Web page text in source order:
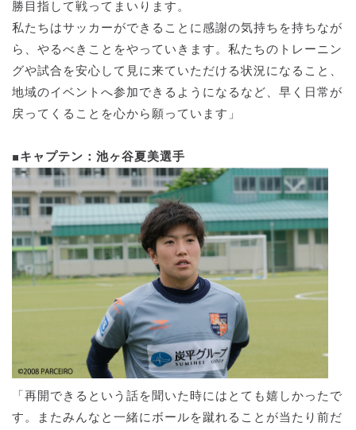
勝目指して戦ってまいります。
私たちはサッカーができることに感謝の気持ちを持ちなが
ら、やるべきことをやっていきます。私たちのトレーニン
グや試合を安心して見に来ていただける状況になること、
地域のイベントへ参加できるようになるなど、早く日常が
戻ってくることを心から願っています」
■キャプテン：池ヶ谷夏美選手
「再開できるという話を聞いた時にはとても嬉しかったで
す。またみんなと一緒にボールを蹴れることが当たり前だ